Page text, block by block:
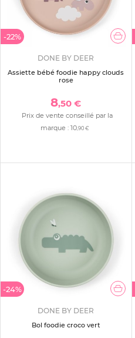
-22%
DONE BY DEER
Assiette bébé foodie happy clouds
rose
8,50 €
Prix de vente conseillé par la
marque : 10,90 €
-24%
DONE BY DEER
Bol foodie croco vert